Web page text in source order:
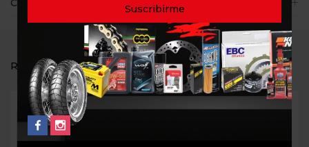
Consultas
RELATED PRODUCTS